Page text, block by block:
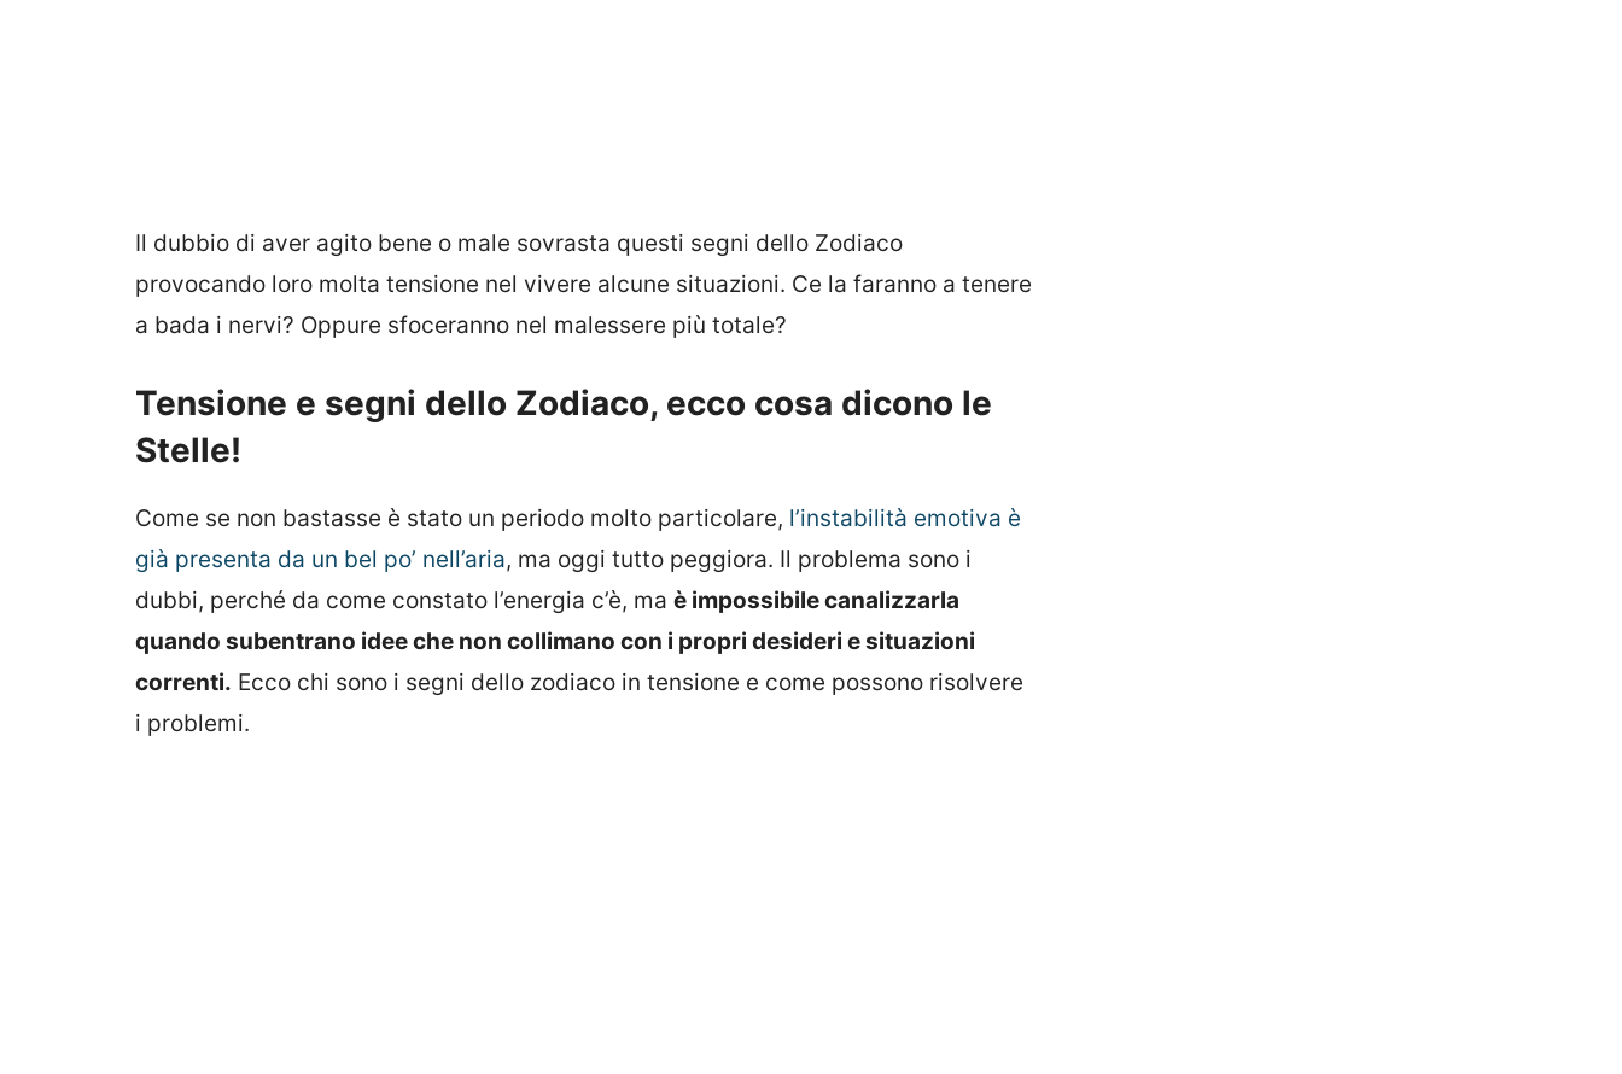
Il dubbio di aver agito bene o male sovrasta questi segni dello Zodiaco
provocando loro molta tensione nel vivere alcune situazioni. Ce la faranno a tenere
a bada i nervi? Oppure sfoceranno nel malessere più totale?
Tensione e segni dello Zodiaco, ecco cosa dicono le
Stelle!
Come se non bastasse è stato un periodo molto particolare, l’instabilità emotiva è
già presenta da un bel po’ nell’aria, ma oggi tutto peggiora. Il problema sono i
dubbi, perché da come constato l’energia c’è, ma è impossibile canalizzarla
quando subentrano idee che non collimano con i propri desideri e situazioni
correnti. Ecco chi sono i segni dello zodiaco in tensione e come possono risolvere
i problemi.